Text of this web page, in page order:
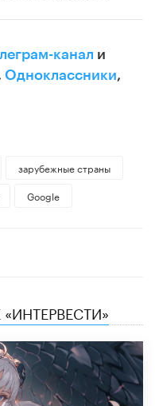
канал и
Одноклассники,
зарубежные страны
Google